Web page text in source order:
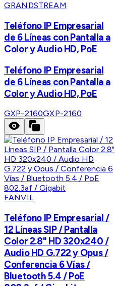
GRANDSTREAM
Teléfono IP Empresarial
de 6 Líneas con Pantalla a
Color y Audio HD, PoE
Teléfono IP Empresarial
de 6 Líneas con Pantalla a
Color y Audio HD, PoE
GXP-2160GXP-2160
FANVIL
Teléfono IP Empresarial /
12 Líneas SIP / Pantalla
Color 2.8" HD 320x240 /
Audio HD G.722 y Opus /
Conferencia 6 Vías /
Bluetooth 5.4 / PoE